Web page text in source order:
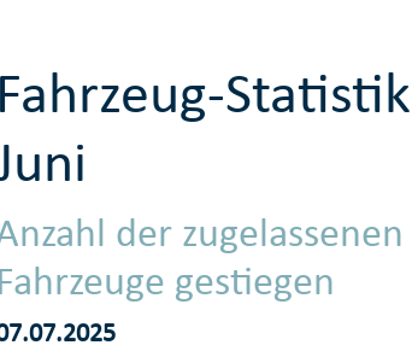
Fahrzeug-
der zugelassenen
Fahrzeuge gestiegen